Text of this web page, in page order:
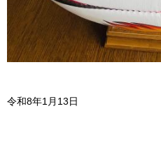
令和8年1月13日